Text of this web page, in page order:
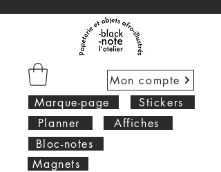
Mon compte
Marque-page
Stickers
Planner
Affiches
Bloc-notes
Magnets